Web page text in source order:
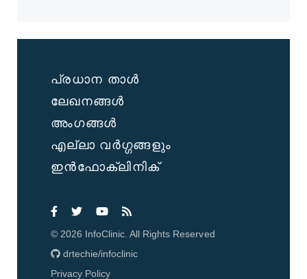
പ്രധാന താൾ
ലേഖനങ്ങൾ
അംഗങ്ങൾ
എല്ലാ വർഗ്ഗങ്ങളും
ഇൻഫോക്ലിനിക്
© 2026 InfoClinic. All Rights Reserved
drtechie/infoclinic
Privacy Policy